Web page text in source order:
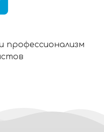
профессионализм